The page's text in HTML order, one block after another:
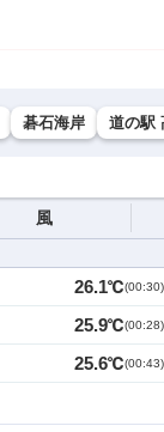
碁石海岸 道の駅
風
26.1℃(00:30)
25.9℃(00:28)
25.6℃(00:43)